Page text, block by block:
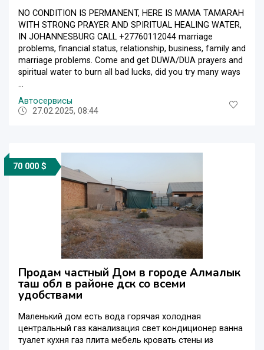
NO CONDITION IS PERMANENT, HERE IS MAMA TAMARAH
WITH STRONG PRAYER AND SPIRITUAL HEALING WATER,
IN JOHANNESBURG CALL +27760112044 marriage
problems, financial status, relationship, business, family and
marriage problems. Come and get DUWA/DUA prayers and
spiritual water to burn all bad lucks, did you try many ways
...
Автосервисы
27.02.2025, 08:44
70 000 $
Продам частный Дом в городе Алмалык
таш обл в районе дск со всеми
удобствами
Маленький дом есть вода горячая холодная
центральный газ канализация свет кондиционер ванна
туалет кухня газ плита мебель кровать стены из